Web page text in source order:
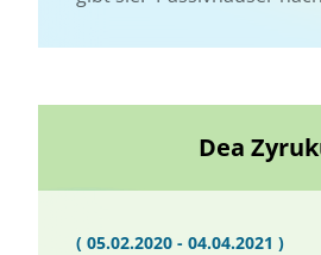
Dea
( 05.02.2020 - 04.04.2021 )